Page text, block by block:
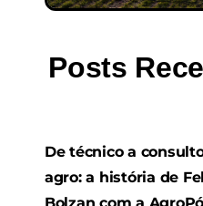
Posts
De técnico a
agro: a história de